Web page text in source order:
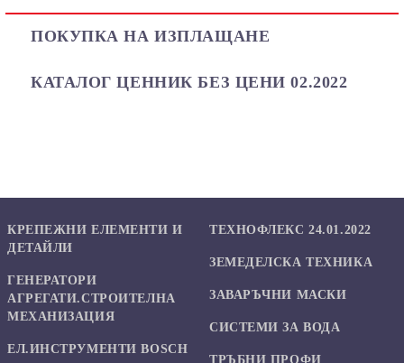
ПОКУПКА НА ИЗПЛАЩАНЕ
КАТАЛОГ ЦЕННИК БЕЗ ЦЕНИ 02.2022
КРЕПЕЖНИ ЕЛЕМЕНТИ И
ДЕТАЙЛИ
ГЕНЕРАТОРИ
АГРЕГАТИ.СТРОИТЕЛНА
МЕХАНИЗАЦИЯ
ЕЛ.ИНСТРУМЕНТИ BOSCH
ТЕХНОФЛЕКС 24.01.2022
ЗЕМЕДЕЛСКА ТЕХНИКА
ЗАВАРЪЧНИ МАСКИ
СИСТЕМИ ЗА ВОДА
ТРЪБНИ ПРОФИ